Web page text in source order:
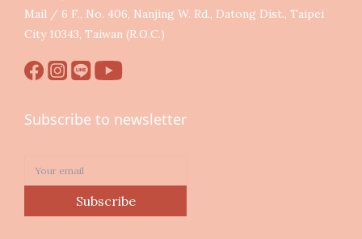
Mail / 6 F., No. 406, Nanjing W. Rd., Datong Dist., Taipei
City 10343, Taiwan (R.O.C.)
Subscribe to newsletter
Subscribe